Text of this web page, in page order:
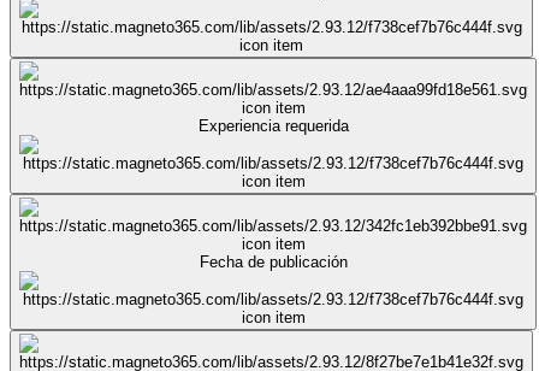
Experiencia requerida
Fecha de publicación